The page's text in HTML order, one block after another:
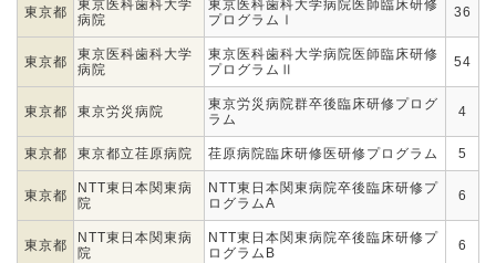
東京都
東京医科歯科大学
病院
東京医科歯科大学病院医師臨床研修
プログラムⅠ
36
東京都
東京医科歯科大学
病院
東京医科歯科大学病院医師臨床研修
プログラムⅡ
54
東京都 東京労災病院
東京労災病院群卒後臨床研修プログ
ラム
4
東京都 東京都立荏原病院 荏原病院臨床研修医研修プログラム 5
東京都
NTT東日本関東病
院
NTT東日本関東病院卒後臨床研修プ
ログラムA
6
東京都
NTT東日本関東病
院
NTT東日本関東病院卒後臨床研修プ
ログラムB
6